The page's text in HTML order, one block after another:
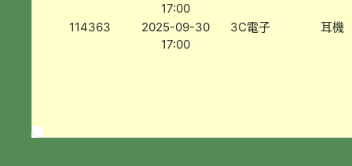
17:00
114363
2025-09-30
17:00
3C電子 耳機